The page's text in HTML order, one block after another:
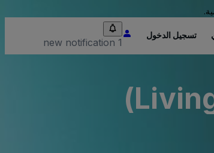
تسجيل الدخول
1 new notification